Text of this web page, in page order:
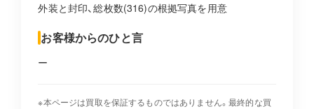
外装と封印、総枚数(316)の根拠写真を用意
お客様からのひと言
ー
※本ページは買取を保証するものではありません。最終的な買